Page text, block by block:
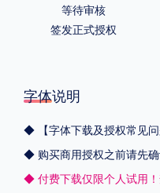
等待审核
签发正式授权
字体说明
◆ 【字体下载及授权常见问
◆ 购买商用授权之前请先
◆ 付费下载仅限个人试用